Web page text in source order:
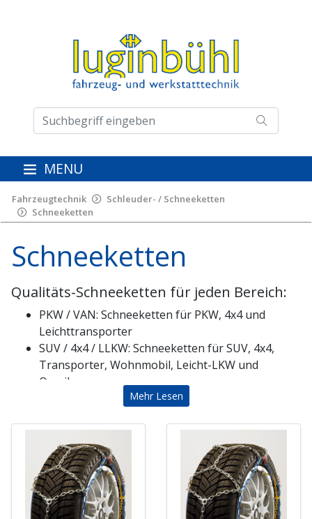
MENU
Fahrzeugtechnik
Schleuder- / Schneeketten
Schneeketten
Schneeketten
Qualitäts-Schneeketten für jeden Bereich:
PKW / VAN: Schneeketten für PKW, 4x4 und
Leichttransporter
SUV / 4x4 / LLKW: Schneeketten für SUV, 4x4,
Transporter, Wohnmobil, Leicht-LKW und
Omnibus
LKW / Omnibusse: Qualitätsketten für LKW und
Arbeitsmaschinen: Qualitätsketten für
Zugmaschinen, Unimog, Radlader, Kipper, Lkw,
Forstgeräte, Gabelstapler, mittlere/schwere
Arbeitsmaschinen
Forstketten: Für extremste Einsätze im Gelände
und Forstbetrieb
Mehr Lesen